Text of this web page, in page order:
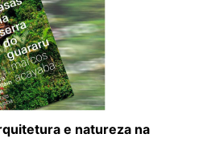
e natureza na